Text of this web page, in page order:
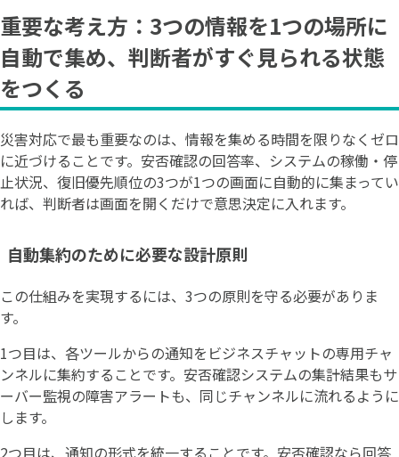
重要な考え方：3つの情報を1つの場所に
自動で集め、判断者がすぐ見られる状態
をつくる
災害対応で最も重要なのは、情報を集める時間を限りなくゼロ
に近づけることです。安否確認の回答率、システムの稼働・停
止状況、復旧優先順位の3つが1つの画面に自動的に集まってい
れば、判断者は画面を開くだけで意思決定に入れます。
自動集約のために必要な設計原則
この仕組みを実現するには、3つの原則を守る必要がありま
す。
1つ目は、各ツールからの通知をビジネスチャットの専用チャ
ンネルに集約することです。安否確認システムの集計結果もサ
ーバー監視の障害アラートも、同じチャンネルに流れるように
します。
2つ目は、通知の形式を統一することです。安否確認なら回答